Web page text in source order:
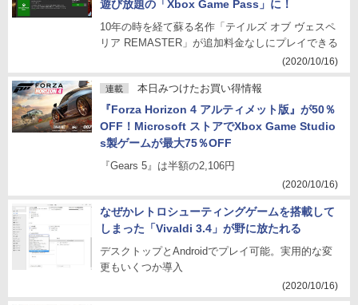
遊び放題の「Xbox Game Pass」に！
10年の時を経て蘇る名作「テイルズ オブ ヴェスペ
リア REMASTER」が追加料金なしにプレイできる
(2020/10/16)
連載 本日みつけたお買い得情報
『Forza Horizon 4 アルティメット版』が50％
OFF！Microsoft ストアでXbox Game Studio
s製ゲームが最大75％OFF
『Gears 5』は半額の2,106円
(2020/10/16)
なぜかレトロシューティングゲームを搭載して
しまった「Vivaldi 3.4」が野に放たれる
デスクトップとAndroidでプレイ可能。実用的な変
更もいくつか導入
(2020/10/16)